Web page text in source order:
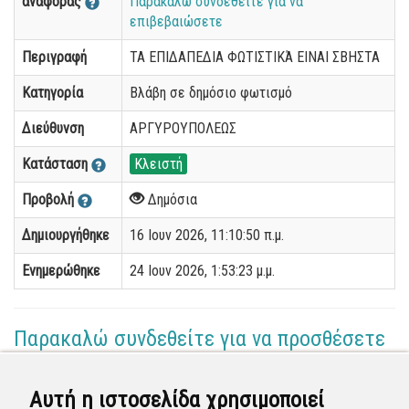
Αυτή η ιστοσελίδα χρησιμοποιεί
επιβεβαιώσετε
Περιγραφή ΤΑ ΕΠΙΔΑΠΕΔΙΑ ΦΩΤΙΣΤΙΚΆ ΕΙΝΑΙ ΣΒΗΣΤΑ
Κατηγορία Βλάβη σε δημόσιο φωτισμό
Διεύθυνση ΑΡΓΥΡΟΥΠΟΛΕΩΣ
Κατάσταση Κλειστή
Προβολή Δημόσια
Δημιουργήθηκε 16 Ιουν 2026, 11:10:50 π.μ.
Ενημερώθηκε 24 Ιουν 2026, 1:53:23 μ.μ.
Παρακαλώ συνδεθείτε για να προσθέσετε